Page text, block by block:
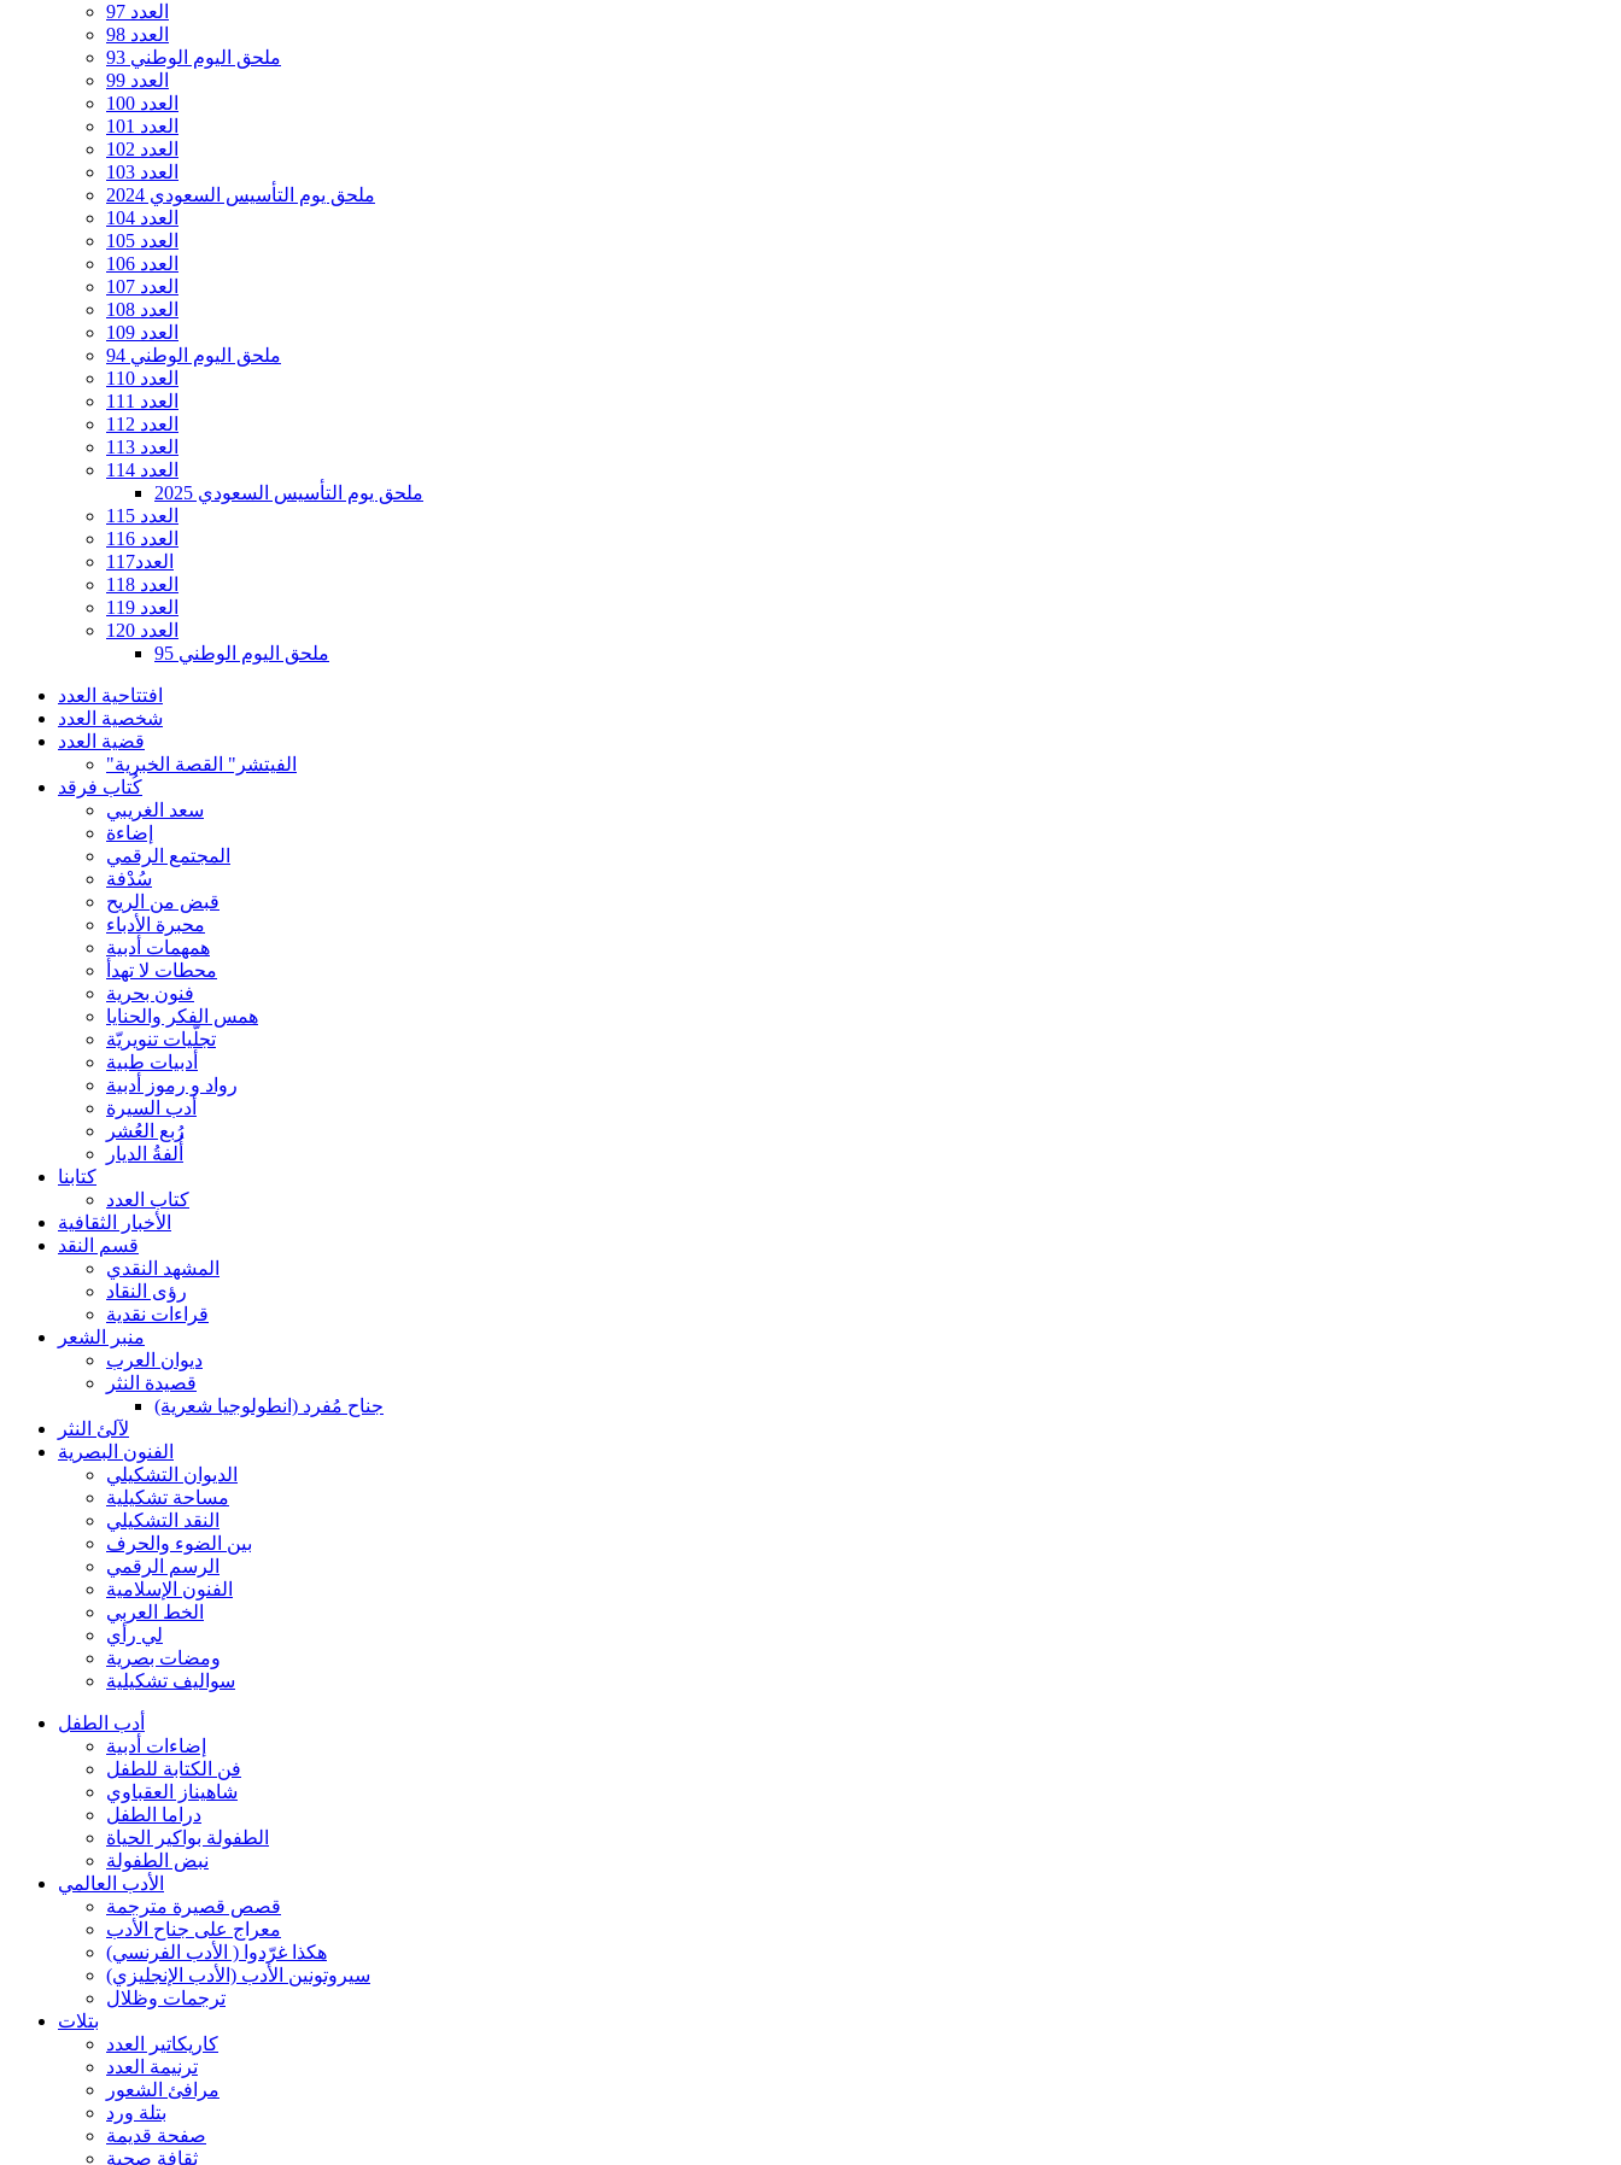
العدد 97
العدد 98
ملحق اليوم الوطني 93
العدد 99
العدد 100
العدد 101
العدد 102
العدد 103
ملحق يوم التأسيس السعودي 2024
العدد 104
العدد 105
العدد 106
العدد 107
العدد 108
العدد 109
ملحق اليوم الوطني 94
العدد 110
العدد 111
العدد 112
العدد 113
العدد 114
ملحق يوم التأسيس السعودي 2025
العدد 115
العدد 116
العدد117
العدد 118
العدد 119
العدد 120
ملحق اليوم الوطني 95
افتتاحية العدد
شخصية العدد
قضية العدد
"الفيتشر" القصة الخبرية
كُتاب فرقد
سعد الغريبي
إضاءة
المجتمع الرقمي
سُدْفة
قبض من الريح
محبرة الأدباء
همهمات أدبية
محطات لا تهدأ
فنون بحرية
همس الفكر والحنايا
تجلّيات تنويريّة
أدبيات طبية
رواد و رموز أدبية
أدب السيرة
رُبع العُشر
أُلفةُ الديار
كتابنا
كتاب العدد
الأخبار الثقافية
قسم النقد
المشهد النقدي
رؤى النقاد
قراءات نقدية
منبر الشعر
ديوان العرب
قصيدة النثر
جناح مُفرد (انطولوجيا شعرية)
لآلئ النثر
الفنون البصرية
الديوان التشكيلي
مساحة تشكيلية
النقد التشكيلي
بين الضوء والحرف
الرسم الرقمي
الفنون الإسلامية
الخط العربي
لي رأي
ومضات بصرية
سواليف تشكيلية
أدب الطفل
إضاءات أدبية
فن الكتابة للطفل
شاهيناز العقباوي
دراما الطفل
الطفولة بواكير الحياة
نبض الطفولة
الأدب العالمي
قصص قصيرة مترجمة
معراج على جناح الأدب
هكذا غرّدوا ( الأدب الفرنسي)
سيروتونين الأدب (الأدب الإنجليزي)
ترجمات وظلال
بتلات
كاريكاتير العدد
ترنيمة العدد
مرافئ الشعور
بتلة ورد
صفحة قديمة
ثقافة صحية